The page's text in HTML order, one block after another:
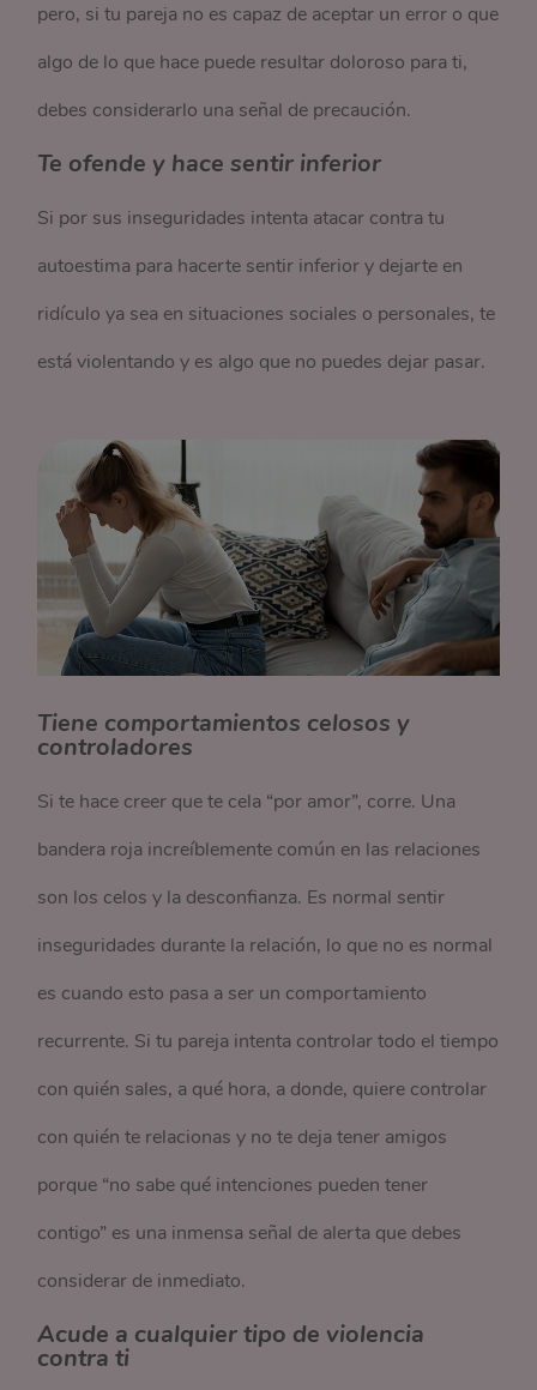
pero, si tu pareja no es capaz de aceptar un error o que
algo de lo que hace puede resultar doloroso para ti,
debes considerarlo una señal de precaución.
Te ofende y hace sentir inferior
Si por sus inseguridades intenta atacar contra tu
autoestima para hacerte sentir inferior y dejarte en
ridículo ya sea en situaciones sociales o personales, te
está violentando y es algo que no puedes dejar pasar.
Tiene comportamientos celosos y
controladores
Si te hace creer que te cela “por amor”, corre. Una
bandera roja increíblemente común en las relaciones
son los celos y la desconfianza. Es normal sentir
inseguridades durante la relación, lo que no es normal
es cuando esto pasa a ser un comportamiento
recurrente. Si tu pareja intenta controlar todo el tiempo
con quién sales, a qué hora, a donde, quiere controlar
con quién te relacionas y no te deja tener amigos
porque “no sabe qué intenciones pueden tener
contigo” es una inmensa señal de alerta que debes
considerar de inmediato.
Acude a cualquier tipo de violencia
contra ti